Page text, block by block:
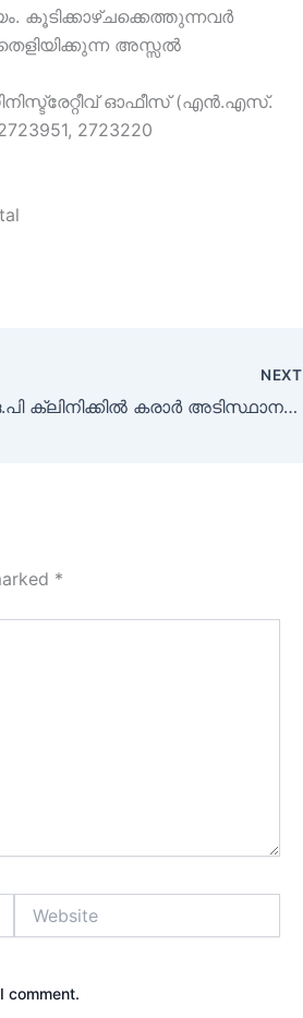
കൂടിക്കാഴ്ചക്കെത്തുന്നവർ
അസ്സൽ
ഓഫീസ് (എൻ.എസ്.
2723220
NEXT
ഒ.പി ക്ലിനിക്കിൽ കരാര്‍ അടിസ്ഥാനത്തില്‍ ജോലി നേടാൻ അവസരം | Opportunity to get job in OP clinic on contract basis
*
comment.